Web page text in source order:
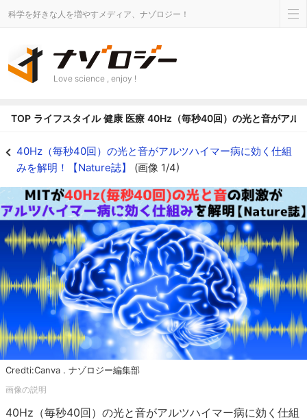
科学を好きな人を増やすメディア、ナゾロジー！
Love science , enjoy !
TOP ライフスタイル 健康 医療 40Hz（毎秒40回）の光と音がアル
40Hz（毎秒40回）の光と音がアルツハイマー病に効く仕組
みを解明！【Nature誌】 (画像 1/4)
Credti:Canva . ナゾロジー編集部
40Hz（毎秒40回）の光と音がアルツハイマー病に効く仕組